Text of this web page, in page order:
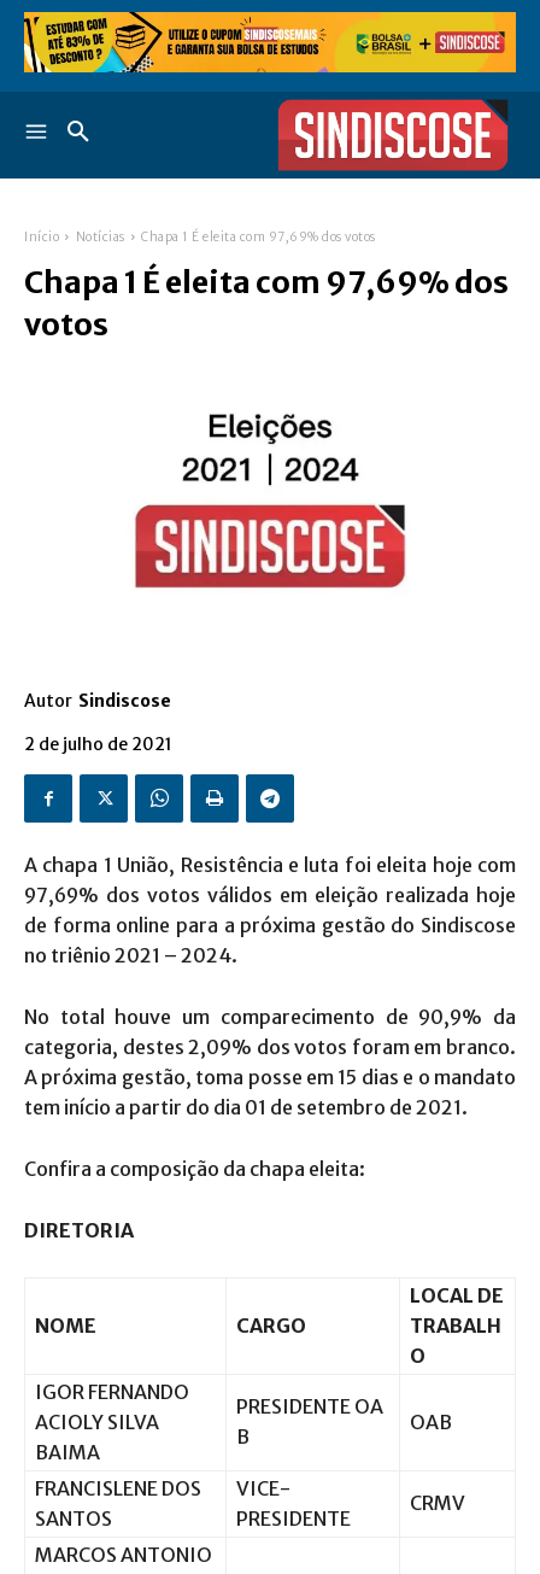
Início Notícias Chapa 1 É eleita com 97,69% dos votos
Chapa 1 É eleita com 97,69% dos
votos
Autor Sindiscose
2 de julho de 2021
A chapa 1 União, Resistência e luta foi eleita hoje com
97,69% dos votos válidos em eleição realizada hoje
de forma online para a próxima gestão do Sindiscose
no triênio 2021 – 2024.
No total houve um comparecimento de 90,9% da
categoria, destes 2,09% dos votos foram em branco.
A próxima gestão, toma posse em 15 dias e o mandato
tem início a partir do dia 01 de setembro de 2021.
Confira a composição da chapa eleita:
DIRETORIA
NOME CARGO
LOCAL DE
TRABALH
O
IGOR FERNANDO
ACIOLY SILVA
BAIMA
PRESIDENTE OA
B
OAB
FRANCISLENE DOS
SANTOS
VICE-
PRESIDENTE
CRMV
MARCOS ANTONIO